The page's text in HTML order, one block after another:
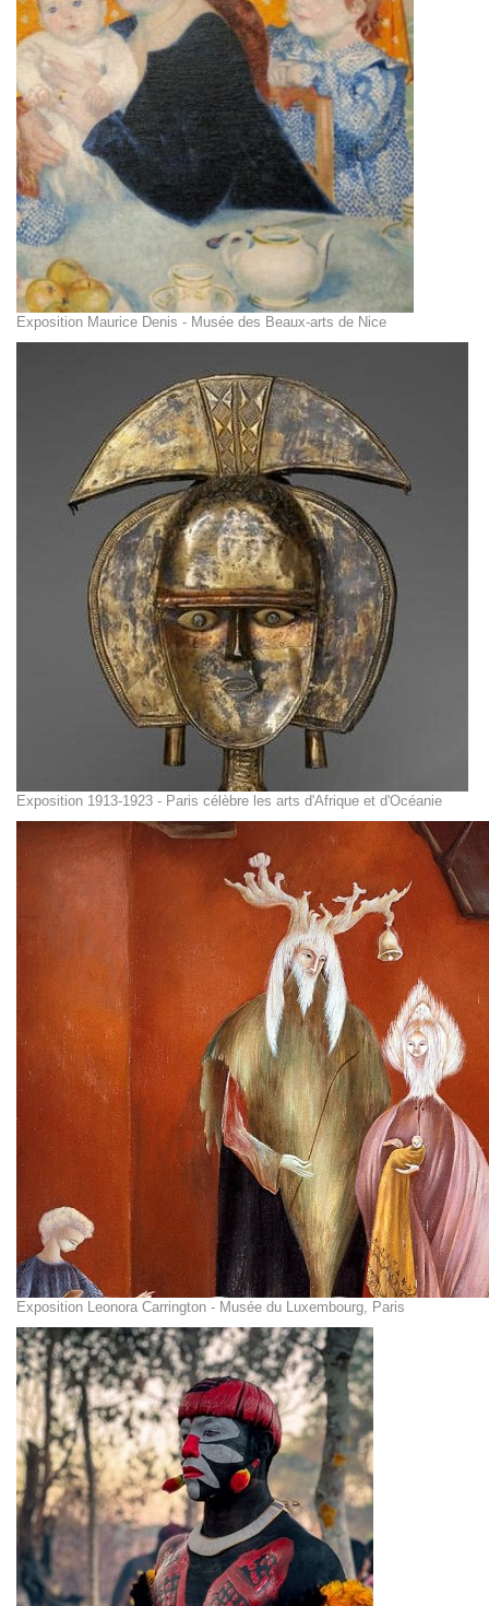
Exposition Maurice Denis - Musée des Beaux-arts de Nice
Exposition 1913-1923 - Paris célèbre les arts d'Afrique et d'Océanie
Exposition Leonora Carrington - Musée du Luxembourg, Paris